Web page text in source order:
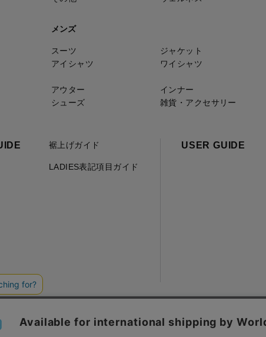
メンズ
スーツ ジャケット
アイシャツ
ワイシャツ
アウター
インナー
シューズ
雑貨・アクセサリー
裾上げガイド
LADIES表記項目ガイド
USER GUIDE
取り扱いについて 特定商取引に基づく表記 会社概要